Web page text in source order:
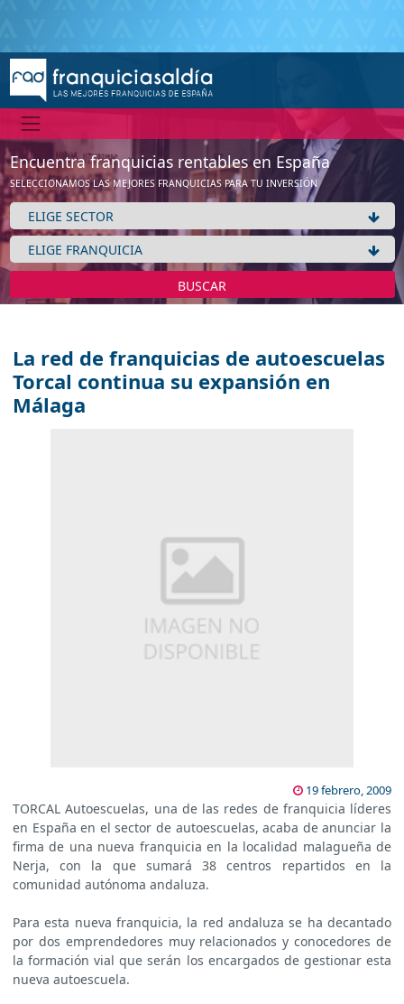
Encuentra franquicias rentables en España
SELECCIONAMOS LAS MEJORES FRANQUICIAS PARA TU INVERSIÓN
BUSCAR
La red de franquicias de autoescuelas
Torcal continua su expansión en
Málaga
19 febrero, 2009
TORCAL Autoescuelas, una de las redes de franquicia líderes
en España en el sector de autoescuelas, acaba de anunciar la
firma de una nueva franquicia en la localidad malagueña de
Nerja, con la que sumará 38 centros repartidos en la
comunidad autónoma andaluza.
Para esta nueva franquicia, la red andaluza se ha decantado
por dos emprendedores muy relacionados y conocedores de
la formación vial que serán los encargados de gestionar esta
nueva autoescuela.